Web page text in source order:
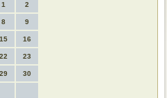
1 2
8 9
15 16
22 23
29 30